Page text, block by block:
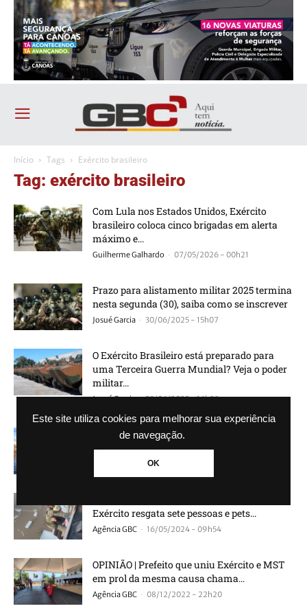
Este site utiliza cookies para melhorar sua experiência
de navegação.
OK
Início Tags Exército brasileiro
Tag: exército brasileiro
Com Lula nos Estados Unidos, Exército
brasileiro coloca cinco brigadas em alerta
máximo e...
Guilherme Galhardo - 07/05/2026 - 00h21
Prazo para alistamento militar 2025 termina
nesta segunda (30), saiba como se inscrever
Josué Garcia - 30/06/2025 - 15h07
O Exército Brasileiro está preparado para
uma Terceira Guerra Mundial? Veja o poder
militar...
Josué Garcia - 23/06/2025 - 16h28
Bairro Rio Branco em Canoas continua com
muitas ruas submersas
29/05/2024 - 18h29
Exército resgata sete pessoas e pets...
Agência GBC - 16/05/2024 - 09h54
OPINIÃO | Prefeito que uniu Exército e MST
em prol da mesma causa chama...
Agência GBC - 08/12/2022 - 22h20